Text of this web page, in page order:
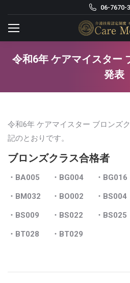
06-7670-
令和6年 ケアマイスター
発表
令和6年 ケアマイスター ブロンズ
記のとおりです。
ブロンズクラス合格者
・BA005 ・BG004 ・BG016
・BM032 ・BO002 ・BS004
・BS009 ・BS022 ・BS025
・BT028 ・BT029